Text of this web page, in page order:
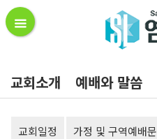
교회소개 예배와 말씀
교회일정 가정 및 구역예배문